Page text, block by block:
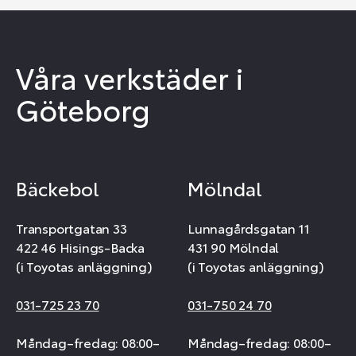
Våra verkstäder i
Göteborg
Bäckebol
Transportgatan 33
422 46 Hisings-Backa
(i Toyotas anläggning)
031-725 23 70
Måndag–fredag: 08:00–
Mölndal
Lunnagårdsgatan 11
431 90 Mölndal
(i Toyotas anläggning)
031-750 24 70
Måndag–fredag: 08:00–